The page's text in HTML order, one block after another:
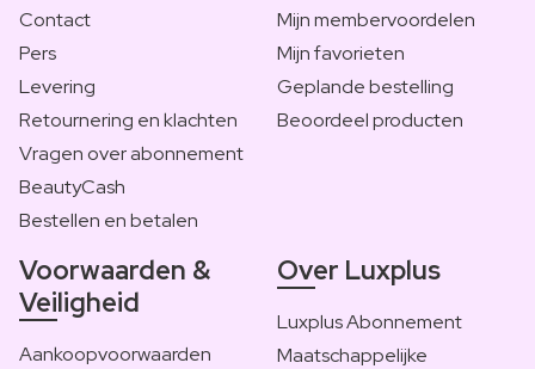
Contact
Pers
Levering
Retournering en klachten
Vragen over abonnement
BeautyCash
Bestellen en betalen
Mijn membervoordelen
Mijn favorieten
Geplande bestelling
Beoordeel producten
Voorwaarden &
Veiligheid
Aankoopvoorwaarden
Over Luxplus
Luxplus Abonnement
Maatschappelijke